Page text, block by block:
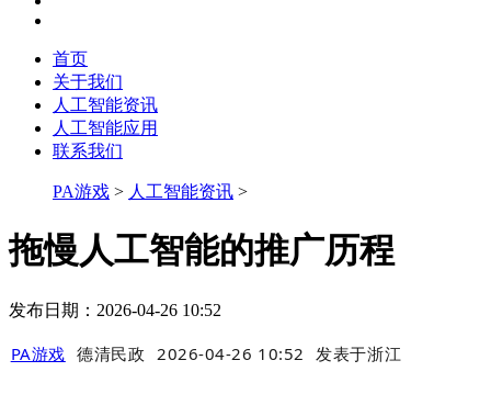
首页
关于我们
人工智能资讯
人工智能应用
联系我们
PA游戏 > 人工智能资讯 >
拖慢人工智能的推广历程
发布日期：2026-04-26 10:52
PA游戏 德清民政 2026-04-26 10:52 发表于浙江